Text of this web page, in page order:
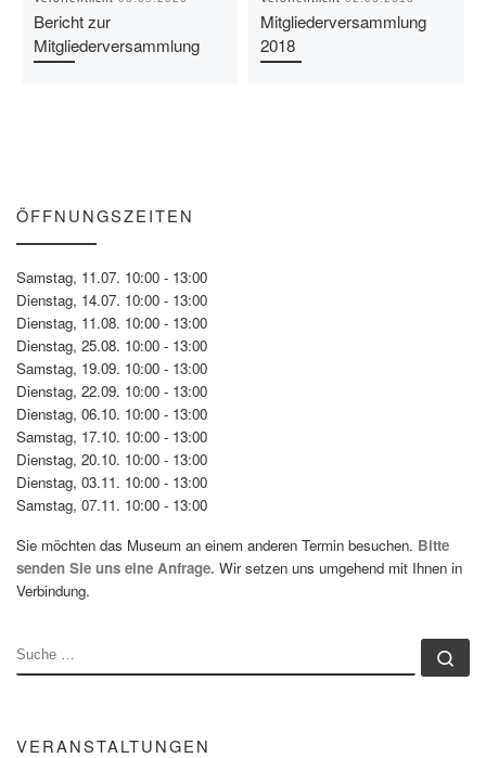
Bericht zur
Mitgliederversammlung
Mitgliederversammlung
2018
ÖFFNUNGSZEITEN
Samstag, 11.07. 10:00 - 13:00
Dienstag, 14.07. 10:00 - 13:00
Dienstag, 11.08. 10:00 - 13:00
Dienstag, 25.08. 10:00 - 13:00
Samstag, 19.09. 10:00 - 13:00
Dienstag, 22.09. 10:00 - 13:00
Dienstag, 06.10. 10:00 - 13:00
Samstag, 17.10. 10:00 - 13:00
Dienstag, 20.10. 10:00 - 13:00
Dienstag, 03.11. 10:00 - 13:00
Samstag, 07.11. 10:00 - 13:00
Sie möchten das Museum an einem anderen Termin besuchen. Bitte
senden Sie uns eine Anfrage. Wir setzen uns umgehend mit Ihnen in
Verbindung.
SUCHE
VERANSTALTUNGEN